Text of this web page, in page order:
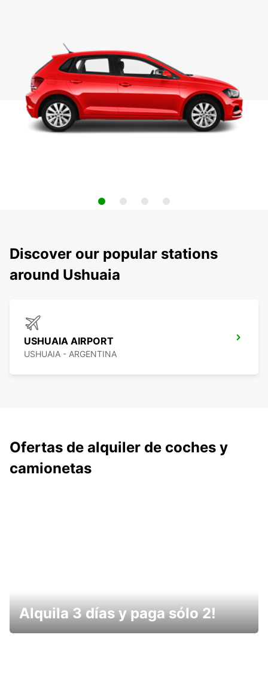
Discover our popular stations
around Ushuaia
USHUAIA AIRPORT
USHUAIA - ARGENTINA
Ofertas de alquiler de coches y
camionetas
Alquila 3 días y paga sólo 2!